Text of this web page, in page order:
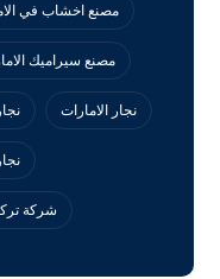
مصنع اخشاب في
مصنع سيراميك
نجار الامارات
‏شركة